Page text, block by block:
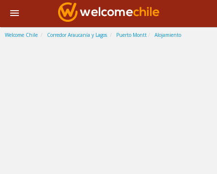
Welcome Chile Corredor Araucanía y Lagos Puerto Montt Alojamiento